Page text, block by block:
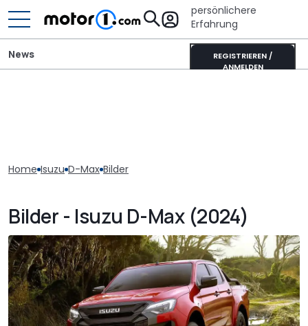
persönlichere
Erfahrung
REGISTRIEREN /
ANMELDEN
News
Home Isuzu D-Max Bilder
Bilder - Isuzu D-Max (2024)